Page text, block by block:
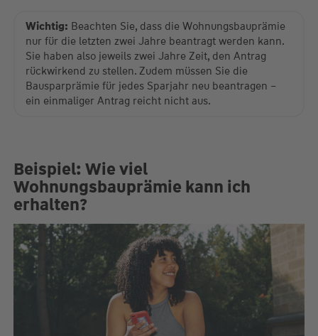
Wichtig: Beachten Sie, dass die Wohnungsbauprämie
nur für die letzten zwei Jahre beantragt werden kann.
Sie haben also jeweils zwei Jahre Zeit, den Antrag
rückwirkend zu stellen. Zudem müssen Sie die
Bausparprämie für jedes Sparjahr neu beantragen –
ein einmaliger Antrag reicht nicht aus.
Beispiel: Wie viel
Wohnungsbauprämie kann ich
erhalten?